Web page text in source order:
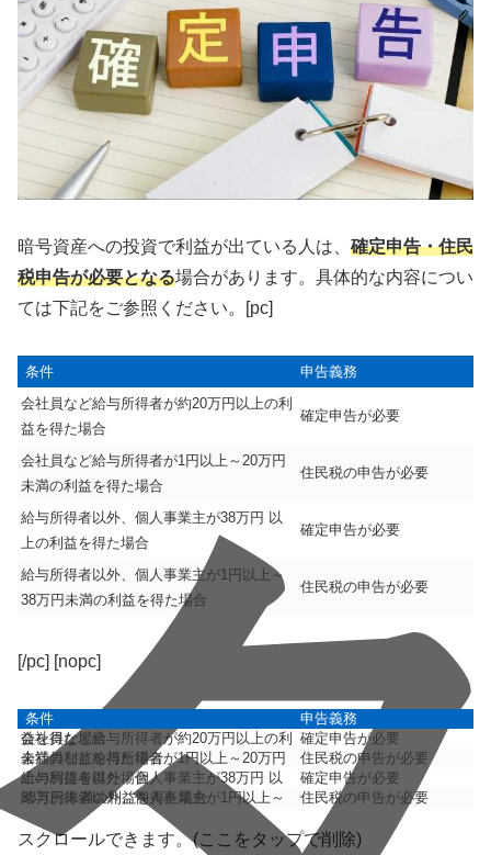
暗号資産への投資で利益が出ている人は、 確定申告・住民
税申告が必要となる場合があります。具体的な内容につい
ては下記をご参照ください。[pc]
条件
申告義務
会社員など給与所得者が約20万円以上の利
益を得た場合
確定申告が必要
会社員など給与所得者が1円以上～20万円
未満の利益を得た場合
住民税の申告が必要
給与所得者以外、個人事業主が38万円 以
上の利益を得た場合
確定申告が必要
給与所得者以外、個人事業主が1円以上～
38万円未満の利益を得た場合
住民税の申告が必要
[/pc] [nopc]
条件
申告義務
会社員など給与所得者が約20万円以上の利益を得た場合
確定申告が必要
会社員など給与所得者が1円以上～20万円未満の利益を得た場合
住民税の申告が必要
給与所得者以外、個人事業主が38万円 以上の利益を得た場合
確定申告が必要
給与所得者以外、個人事業主が1円以上～38万円未満の利益を得た場合
住民税の申告が必要
スクロールできます。(ここをタップで削除)